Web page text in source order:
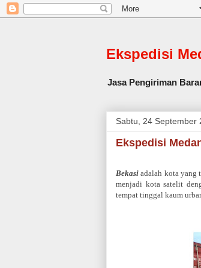
Ekspedisi
Jasa Pengiriman
Sabtu, 24 September
Ekspedisi
Bekasi adalah kota yang
menjadi kota satelit
tempat tinggal kaum